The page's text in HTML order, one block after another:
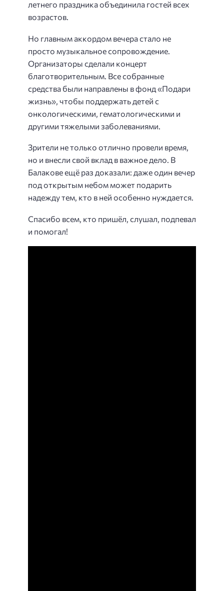
летнего праздника объединила гостей всех
возрастов.
Но главным аккордом вечера стало не
просто музыкальное сопровождение.
Организаторы сделали концерт
благотворительным. Все собранные
средства были направлены в фонд «Подари
жизнь», чтобы поддержать детей с
онкологическими, гематологическими и
другими тяжелыми заболеваниями.
Зрители не только отлично провели время,
но и внесли свой вклад в важное дело. В
Балакове ещё раз доказали: даже один вечер
под открытым небом может подарить
надежду тем, кто в ней особенно нуждается.
Спасибо всем, кто пришёл, слушал, подпевал
и помогал!